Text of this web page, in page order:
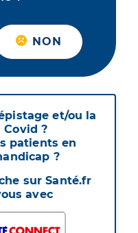
NON
et/ou la
?
patients en
?
sur Santé.fr
avec